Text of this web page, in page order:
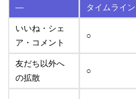
— タイムライン
いいね・シェ
ア・コメント
○
友だち以外へ
の拡散
○